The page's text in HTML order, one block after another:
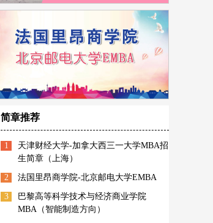
简章推荐
1
天津财经大学-加拿大西三一大学MBA招
生简章（上海）
2 法国里昂商学院-北京邮电大学EMBA
3
巴黎高等科学技术与经济商业学院
MBA（智能制造方向）